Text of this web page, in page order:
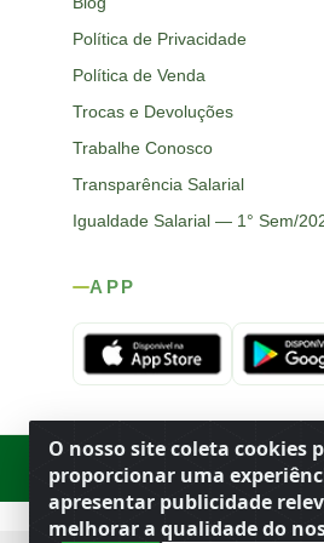
O nosso site coleta cookies
proporcionar uma
apresentar publicidade
melhorar a qualidade do
Política de Privacidade
Política de Venda
Trocas e Devoluções
Trabalhe Conosco
Transparência Salarial
Igualdade Salarial — 1° Sem/
APP
Rod. SP-215, s/n, km 98 — Área